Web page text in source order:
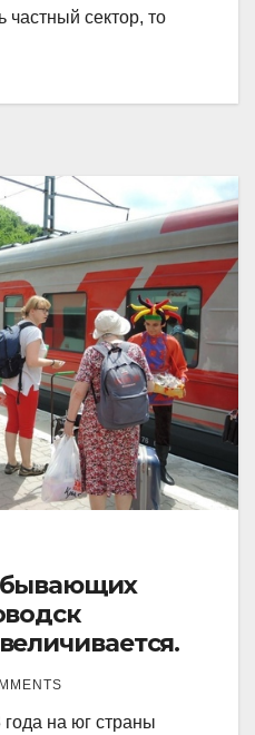
частный сектор, то
на юг страны